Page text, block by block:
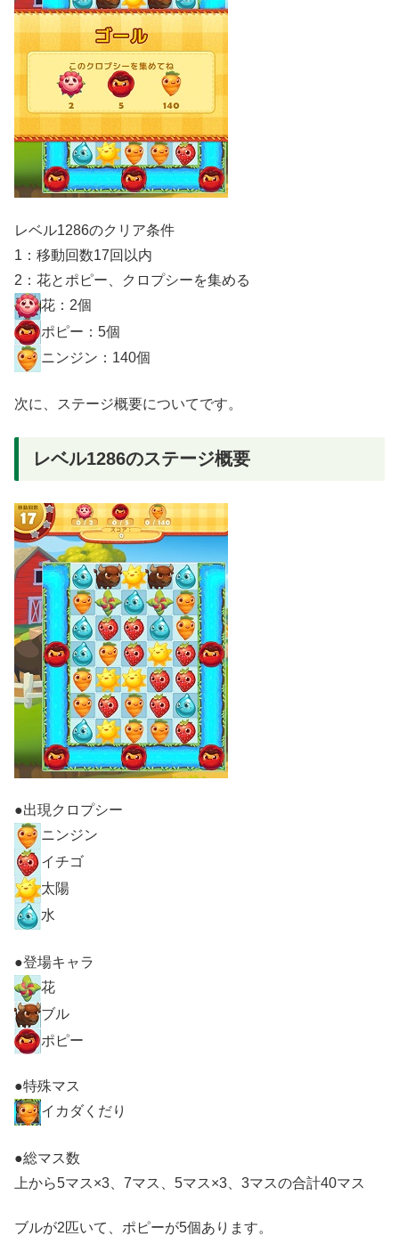
レベル1286のクリア条件
1：移動回数17回以内
2：花とポピー、クロプシーを集める
花：2個
ポピー：5個
ニンジン：140個
次に、ステージ概要についてです。
レベル1286のステージ概要
●出現クロプシー
ニンジン
イチゴ
太陽
水
●登場キャラ
花
ブル
ポピー
●特殊マス
イカダくだり
●総マス数
上から5マス×3、7マス、5マス×3、3マスの合計40マス
ブルが2匹いて、ポピーが5個あります。